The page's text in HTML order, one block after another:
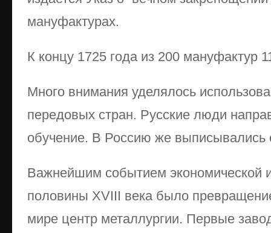
мануфактурах.
К концу 1725 года из 200 мануфактур
Много внимания уделялось
передовых стран. Русские люди
обучение. В Россию же выписывались
Важнейшим событием экономической
половины XVIII века было
мире центр металлургии. Первые